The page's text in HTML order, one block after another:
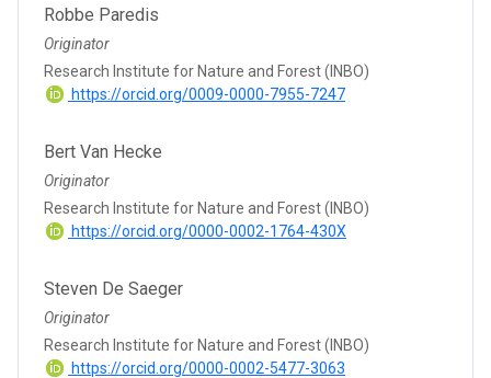
Robbe Paredis
Originator
Research Institute for Nature and Forest (INBO)
https://orcid.org/0009-0000-7955-7247
Bert Van Hecke
Originator
Research Institute for Nature and Forest (INBO)
https://orcid.org/0000-0002-1764-430X
Steven De Saeger
Originator
Research Institute for Nature and Forest (INBO)
https://orcid.org/0000-0002-5477-3063